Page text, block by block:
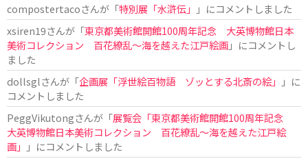
compostertacoさんが「特別展「水滸伝」
」にコメントしました
xsiren19さんが「東京都美術館開館100周年記念 大英博物館日本
美術コレクション 百花繚乱～海を越えた江戸絵画」にコメントし
ました
dollsglさんが「企画展「浮世絵百物語 ゾッとする北斎の絵」
」に
コメントしました
PeggVikutongさんが「展覧会「東京都美術館開館100周年記念
大英博物館日本美術コレクション 百花繚乱〜海を越えた江戸絵
画」
」にコメントしました